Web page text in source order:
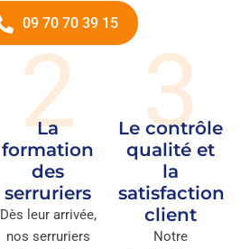
09 70 70 39 15
2
La
formation
des
serruriers
Dès leur arrivée,
nos serruriers
3
Le contrôle
qualité et
la
satisfaction
client
Notre